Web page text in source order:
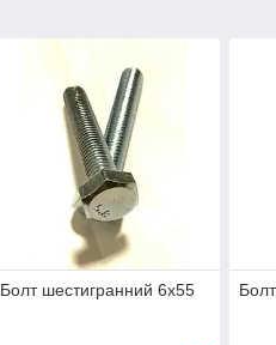
Болт шестигранний 6х55